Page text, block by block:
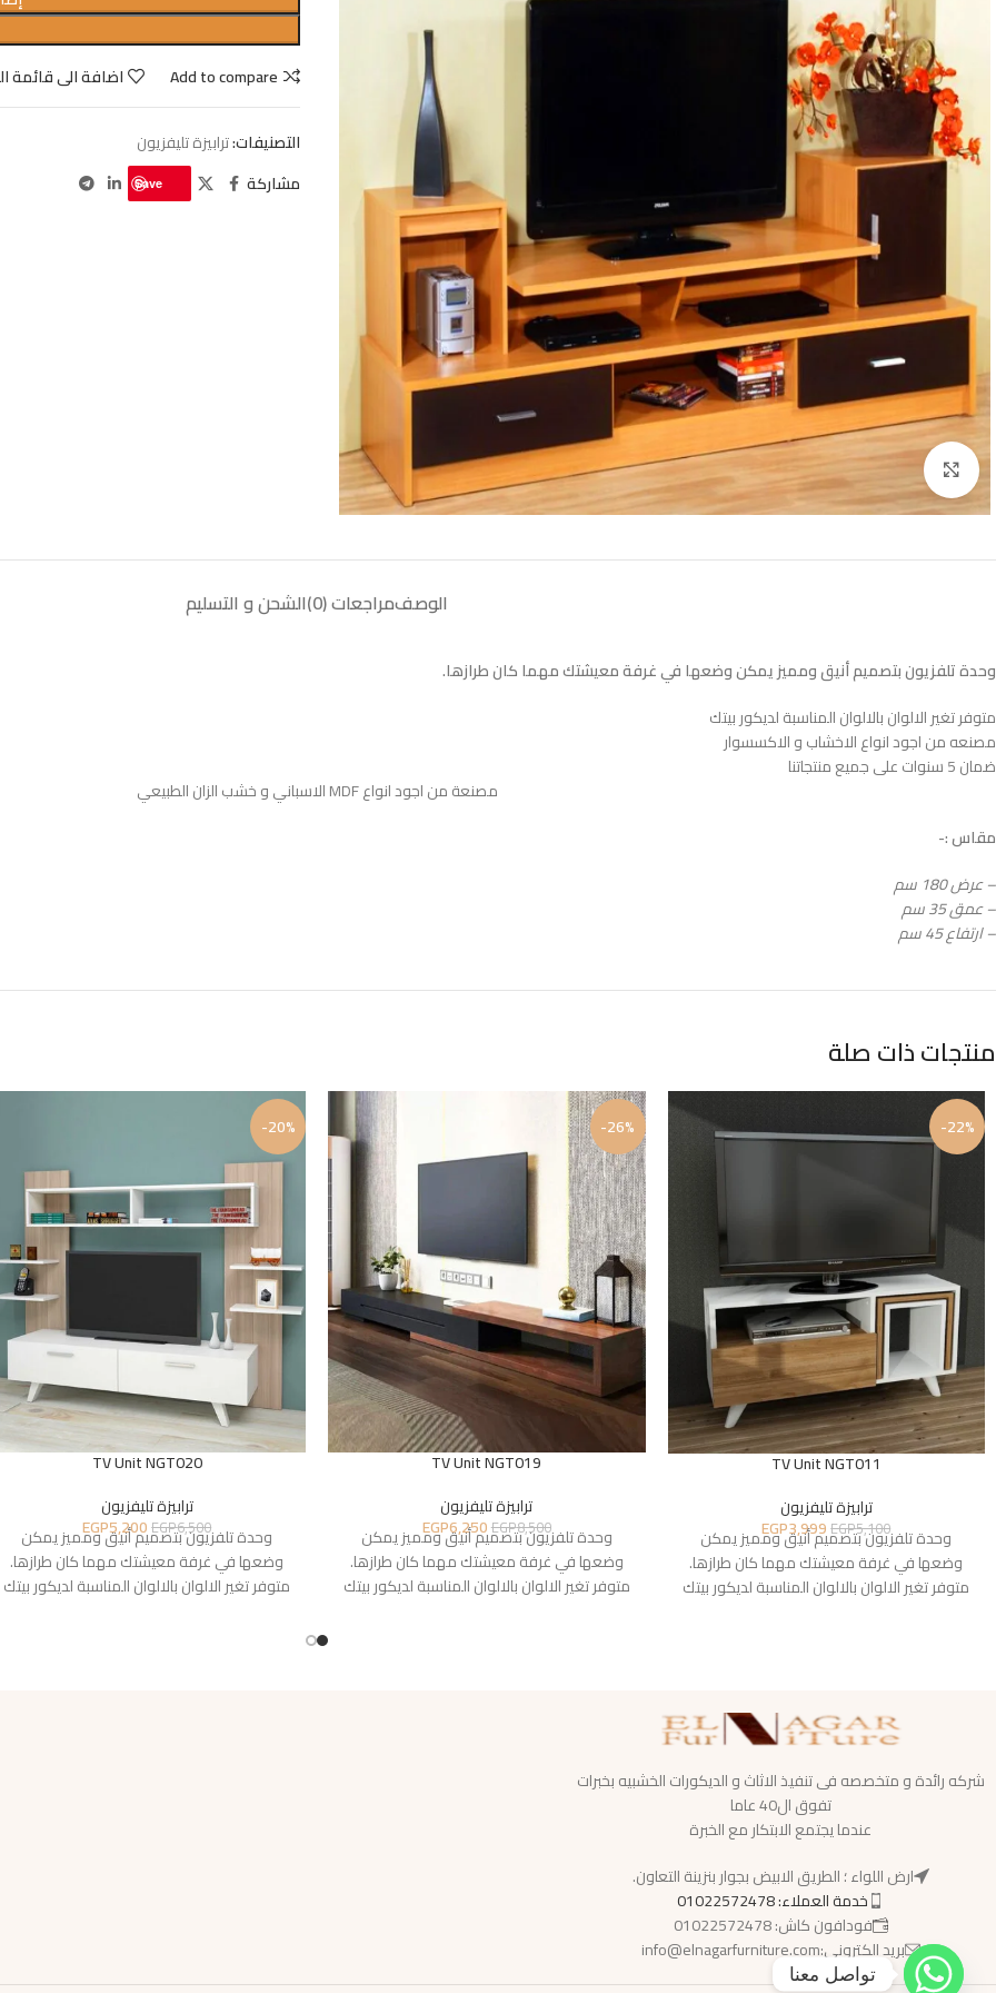
Click to enlarge
Add to compare اضافة الى قائمة
التصنيفات:ترابيزة تليفزيون
مشاركة
Save
الوصفمراجعات (0) الشحن و التسليم
وحدة تلفزيون بتصميم أنيق ومميز يمكن وضعها في غرفة معيشتك مهما كان طرازها.
متوفر تغير الالوان بالالوان المناسبة لديكور بيتك
مصنعه من اجود انواع الاخشاب و الاكسسوار
ضمان 5 سنوات على جميع منتجاتنا
مصنعة من اجود انواع MDF الاسباني و خشب الزان الطبيعي
مقاس :-
– عرض 180 سم
– عمق 35 سم
– ارتفاع 45 سم
منتجات ذات صلة
-22%
TV Unit NGT011
ترابيزة تليفزيون
EGP5,100
EGP3,999
وحدة تلفزيون بتصميم أنيق ومميز يمكن
وضعها في غرفة معيشتك مهما كان طرازها.
متوفر تغير الالوان بالالوان المناسبة لديكور بيتك
-26%
TV Unit NGT019
ترابيزة تليفزيون
EGP8,500
EGP6,250
وحدة تلفزيون بتصميم أنيق ومميز يمكن
وضعها في غرفة معيشتك مهما كان طرازها.
متوفر تغير الالوان بالالوان المناسبة لديكور بيتك
-20%
TV Unit NGT020
ترابيزة تليفزيون
EGP6,500
EGP5,200
وحدة تلفزيون بتصميم أنيق ومميز يمكن
وضعها في غرفة معيشتك مهما كان طرازها.
متوفر تغير الالوان بالالوان المناسبة لديكور بيتك
شركه رائدة و متخصصه فى تنفيذ الاثاث و الديكورات الخشبيه بخبرات
تفوق ال40 عاما
عندما يجتمع الابتكار مع الخبرة
ارض اللواء ؛ الطريق الابيض بجوار بنزينة التعاون.
خدمة العملاء: 01022572478
فودافون كاش: 01022572478
بريد الكترونى:info@elnagarfurniture.com
تواصل معنا